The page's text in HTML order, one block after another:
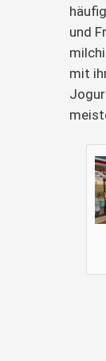
und
mit